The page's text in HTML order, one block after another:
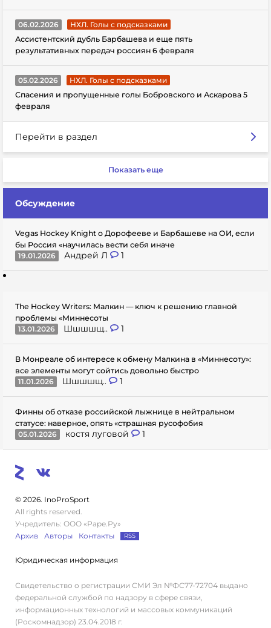
06.02.2026
НХЛ. Голы с подсказками
Ассистентский дубль Барбашева и еще пять
результативных передач россиян 6 февраля
05.02.2026
НХЛ. Голы с подсказками
Спасения и пропущенные голы Бобровского и Аскарова 5
февраля
Перейти в раздел
Показать еще
Обсуждение
Vegas Hockey Knight о Дорофееве и Барбашеве на ОИ, если
бы Россия «научилась вести себя иначе
19.01.2026
Андрей Л 1
The Hockey Writers: Малкин — ключ к решению главной
проблемы «Миннесоты
13.01.2026
Шшшшщ.. 1
В Монреале об интересе к обмену Малкина в «Миннесоту»:
все элементы могут сойтись довольно быстро
11.01.2026
Шшшшщ.. 1
Финны об отказе российской лыжнице в нейтральном
статусе: наверное, опять «страшная русофобия
05.01.2026
костя луговой 1
© 2026. InoProSport
All rights reserved.
Учредитель: ООО «Раре.Ру»
Архив
Авторы Контакты RSS
Юридическая информация
Свидетельство о регистрации СМИ Эл №ФС77-72704 выдано
федеральной службой по надзору в сфере связи,
информационных технологий и массовых коммуникаций
(Роскомнадзор) 23.04.2018 г.